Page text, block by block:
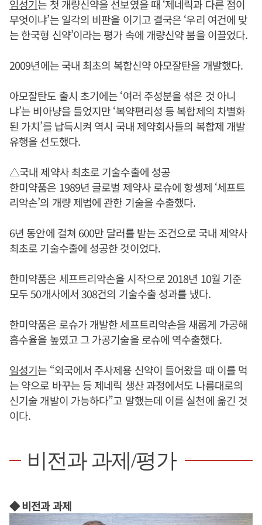
임성기 는 첫 개량신약을 선보였을 때 ‘제네릭과 다른 점이
무엇이냐’는 일각의 비판을 이기고 결국은 ‘우리 여건에 맞
는 한국형 신약’이라는 평가 속에 개량신약 붐을 이끌었다.
2009년에는 국내 최초의 복합신약 아모잘탄을 개발했다.
아모잘탄도 출시 초기에는 ‘여러 주성분을 섞은 것 아니
냐’는 비아냥을 들었지만 ‘복약편리성 등 복합제의 차별화
된 가치’를 납득시켜 역시 국내 제약회사들의 복합제 개발
유행을 선도했다.
△국내 제약사 최초로 기술수출에 성공
한미약품은 1989년 글로벌 제약사 로슈에 항셍제 ‘세프트
리악손’의 개량 제법에 관한 기술을 수출했다.
6년 동안에 걸쳐 600만 달러를 받는 조건으로 국내 제약사
최초로 기술수출에 성공한 것이었다.
한미약품은 세프트리악손을 시작으로 2018년 10월 기준
모두 50개사에서 308건의 기술수출 성과를 냈다.
한미약품은 로슈가 개발한 세프트리악손을 새롭게 가공해
흡수율을 높였고 그 가공기술을 로슈에 역수출했다.
임성기는 “외국에서 주사제용 신약이 들어왔을 때 이를 먹
는 약으로 바꾸는 등 제네릭 생산 과정에서도 나름대로의
신기술 개발이 가능하다”고 말했는데 이를 실천에 옮긴 것
이다.
비전과 과제/평가
◆ 비전과 과제